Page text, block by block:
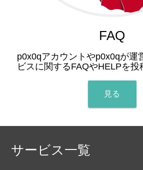
FAQ
p0x0qアカウントやp0x0qが運
ビスに関するFAQやHELPを投
見る
サービス一覧